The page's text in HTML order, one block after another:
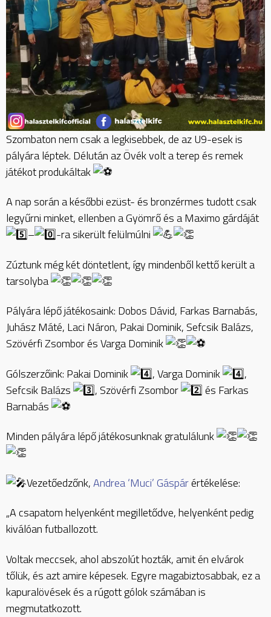
Szombaton nem csak a legkisebbek, de az U9-esek is
pályára léptek. Délután az Övék volt a terep és remek
játékot produkáltak
A nap során a későbbi ezüst- és bronzérmes tudott csak
legyűrni minket, ellenben a Gyömrő és a Maximo gárdáját
–
-ra sikerült felülmúlni
Zúztunk még két döntetlent, így mindenből kettő került a
tarsolyba
Pályára lépő játékosaink: Dobos Dávid, Farkas Barnabás,
Juhász Máté, Laci Náron, Pakai Dominik, Sefcsik Balázs,
Szövérfi Zsombor és Varga Dominik
Gólszerzőink: Pakai Dominik
, Varga Dominik
,
Sefcsik Balázs
, Szövérfi Zsombor
és Farkas
Barnabás
Minden pályára lépő játékosunknak gratulálunk
Vezetőedzőnk,Andrea ‘Muci’ Gáspárértékelése:
„A csapatom helyenként megilletődve, helyenként pedig
kiválóan futballozott.
Voltak meccsek, ahol abszolút hozták, amit én elvárok
tőlük, és azt amire képesek. Egyre magabiztosabbak, ez a
kapuralövések és a rúgott gólok számában is
megmutatkozott.